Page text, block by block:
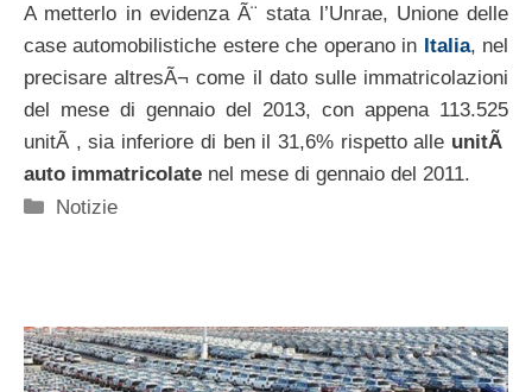
A metterlo in evidenza Ã¨ stata l’Unrae, Unione delle
case automobilistiche estere che operano in Italia, nel
precisare altresÃ¬ come il dato sulle immatricolazioni
del mese di gennaio del 2013, con appena 113.525
unitÃ , sia inferiore di ben il 31,6% rispetto alle unitÃ
auto immatricolate nel mese di gennaio del 2011.
Categorie
Notizie